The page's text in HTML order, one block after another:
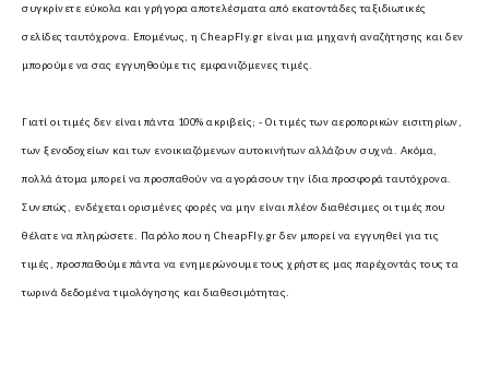
συγκρίνετε εύκολα και γρήγορα αποτελέσματα από εκατοντάδες ταξιδιωτικές
σελίδες ταυτόχρονα. Επομένως, η CheapFly.gr είναι μια μηχανή αναζήτησης και δεν
μπορούμε να σας εγγυηθούμε τις εμφανιζόμενες τιμές.
Γιατί οι τιμές δεν είναι πάντα 100% ακριβείς; - Οι τιμές των αεροπορικών εισιτηρίων,
των ξενοδοχείων και των ενοικιαζόμενων αυτοκινήτων αλλάζουν συχνά. Ακόμα,
πολλά άτομα μπορεί να προσπαθούν να αγοράσουν την ίδια προσφορά ταυτόχρονα.
Συνεπώς, ενδέχεται ορισμένες φορές να μην είναι πλέον διαθέσιμες οι τιμές που
θέλατε να πληρώσετε. Παρόλο που η CheapFly.gr δεν μπορεί να εγγυηθεί για τις
τιμές, προσπαθούμε πάντα να ενημερώνουμε τους χρήστες μας παρέχοντάς τους τα
τωρινά δεδομένα τιμολόγησης και διαθεσιμότητας.